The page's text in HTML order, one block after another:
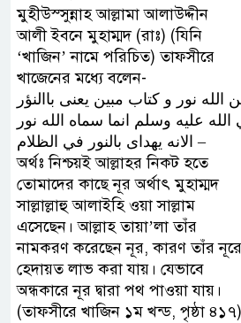
মুহীউস্সুন্নাহ আল্লামা আলাউদ্দীন
আলী ইবনে মুহাম্মদ (রাঃ) (যিনি
‘খাজিন’ নামে পরিচিত) তাফসীরে
খাজেনের মধ্যে বলেন-
ﻧﻮﺭ ﻭ ﻛﺘﺎﺏ ﻣﺒﻴﻦ ﻳﻌﻨﻰ ﺑﺎﺍﻟﻨﺆﺭ
ﻋﻠﻴﻪ ﻭﺳﻠﻢ ﺍﻧﻤﺎ ﺳﻤﺎﻩ ﺍﻟﻠﻪ ﻧﻮﺭ
ﺍﻻﻧﻪ ﻳﻬﺪﺍﻯ ﺑﺎﻟﻨﻮﺭ ﻓﻲ ﺍﻟﻈﻼﻡ –
অর্থঃ নিশ্চয়ই আল্লাহর নিকট হতে
তোমাদের কাছে নূর অর্থাৎ মুহাম্মদ
সাল্লাল্লাহু আলাইহি ওয়া সাল্লাম
এসেছেন। আল্লাহ তায়া’লা তাঁর
নামকরণ করেছেন নূর, কারণ তাঁর
হেদায়ত লাভ করা যায়। যেভাবে
অন্ধকারে নূর দ্বারা পথ পাওয়া যায়।
(তাফসীরে খাজিন ১ম খন্ড, পৃষ্ঠা